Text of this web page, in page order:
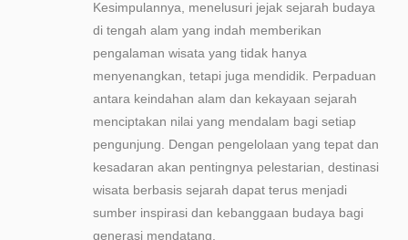
Kesimpulannya, menelusuri jejak sejarah budaya
di tengah alam yang indah memberikan
pengalaman wisata yang tidak hanya
menyenangkan, tetapi juga mendidik. Perpaduan
antara keindahan alam dan kekayaan sejarah
menciptakan nilai yang mendalam bagi setiap
pengunjung. Dengan pengelolaan yang tepat dan
kesadaran akan pentingnya pelestarian, destinasi
wisata berbasis sejarah dapat terus menjadi
sumber inspirasi dan kebanggaan budaya bagi
generasi mendatang.